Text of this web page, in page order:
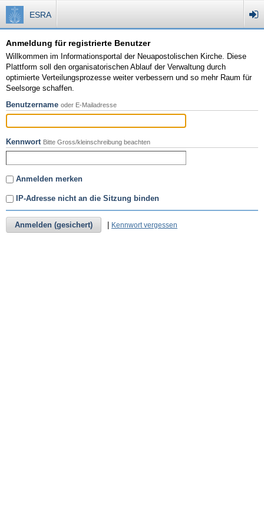
ESRA
Anmeldung für registrierte Benutzer
Willkommen im Informationsportal der Neuapostolischen Kirche. Diese
Plattform soll den organisatorischen Ablauf der Verwaltung durch
optimierte Verteilungsprozesse weiter verbessern und so mehr Raum für
Seelsorge schaffen.
Benutzername oder E-Mailadresse
Kennwort Bitte Gross/kleinschreibung beachten
Anmelden merken
IP-Adresse nicht an die Sitzung binden
Anmelden (gesichert) Kennwort vergessen